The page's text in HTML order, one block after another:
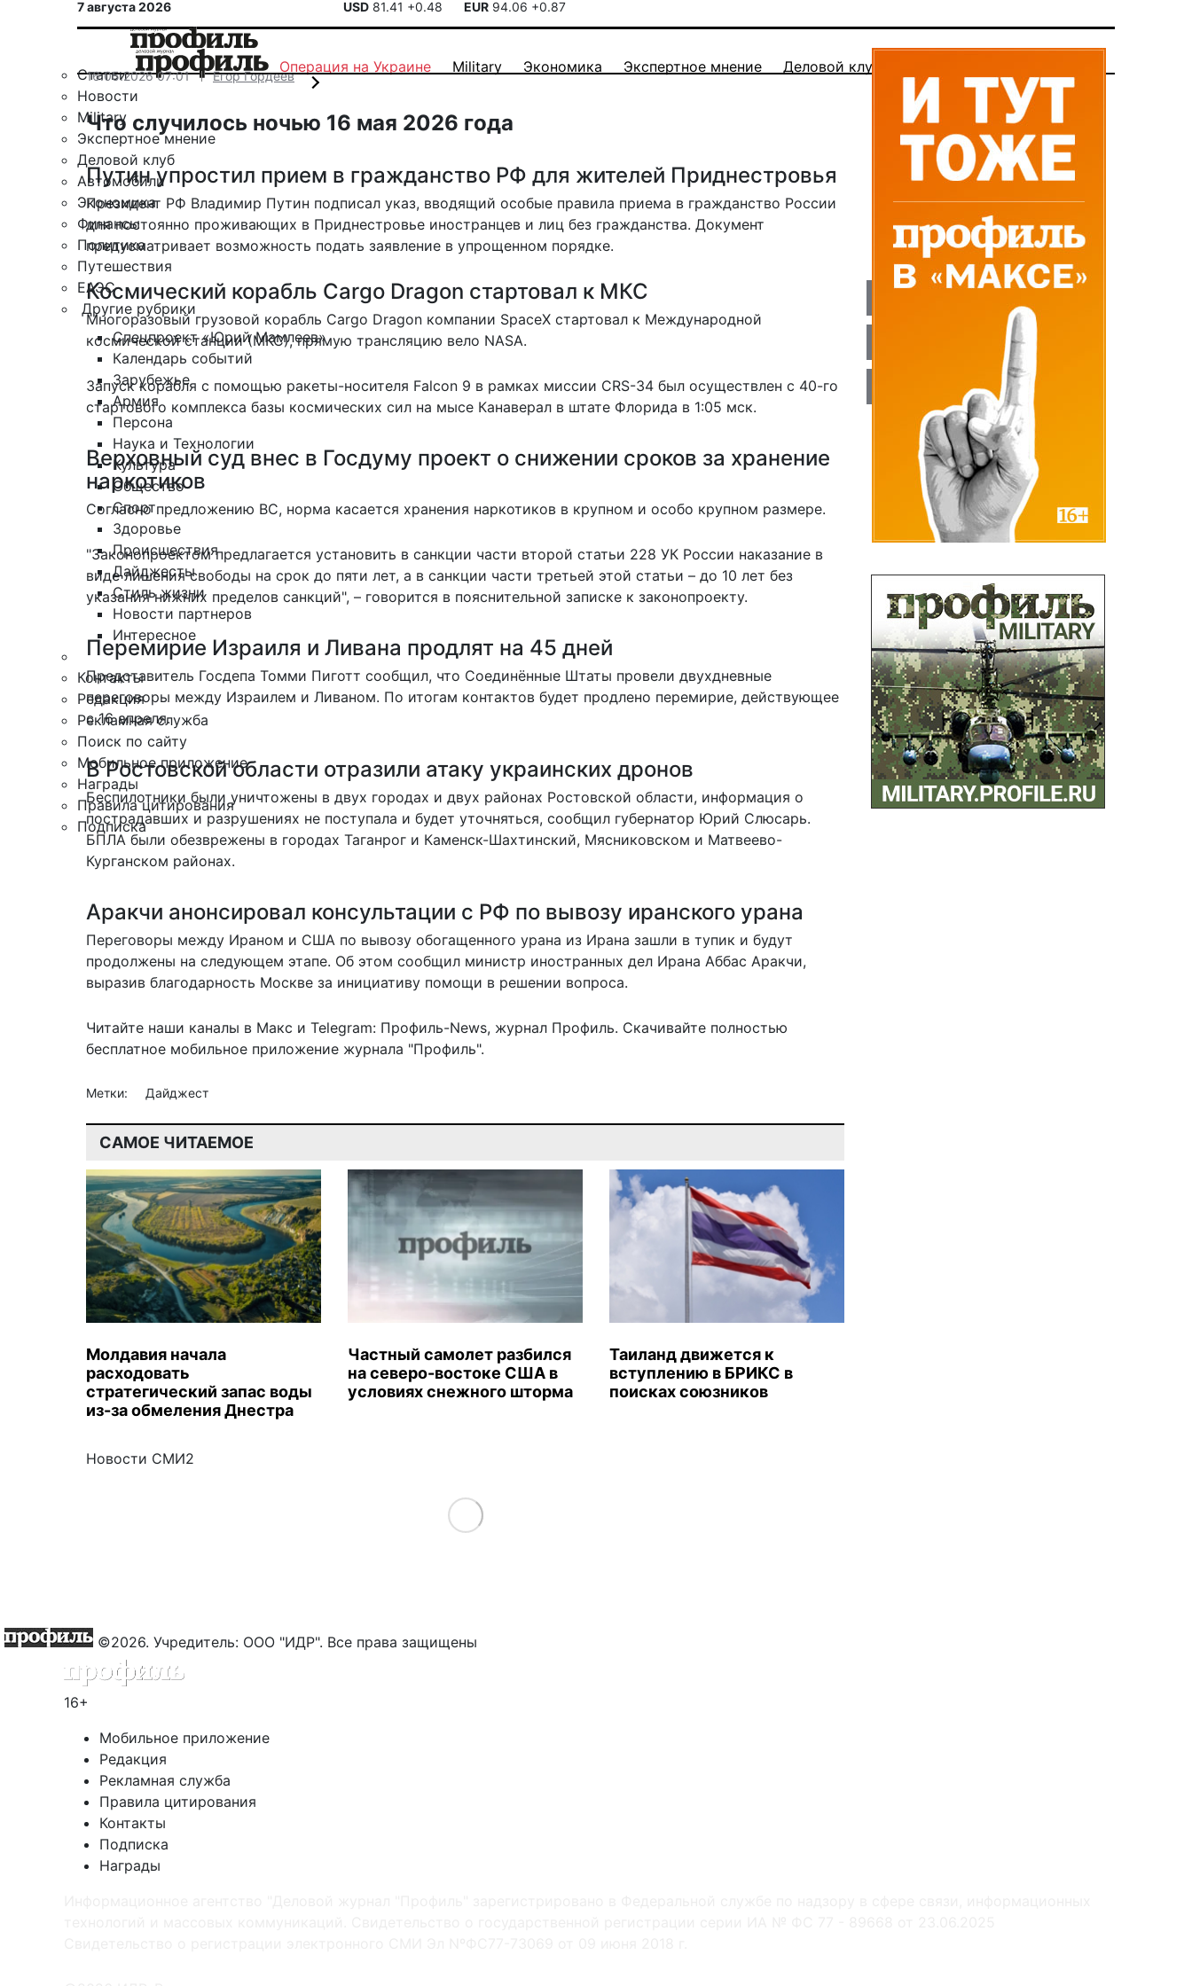
7 августа 2026 USD 81.41 +0.48 EUR 94.06 +0.87
Статьи
Новости
Military
Экспертное мнение
Деловой клуб
Автомобили
Экономика
Финансы
Политика
Путешествия
ЕАЭС
Другие рубрики
Спецпроект «Юрий Мамлеев»
Календарь событий
Зарубежье
Армия
Персона
Наука и Технологии
Культура
Общество
Спорт
Здоровье
Происшествия
Дайджесты
Стиль жизни
Новости партнеров
Интересное
Контакты
Редакция
Рекламная служба
Поиск по сайту
Мобильное приложение
Награды
Правила цитирования
Подписка
Операция на Украине Military Экономика Экспертное мнение Деловой клуб
16.05.2026 07:01 Егор Гордеев
Что случилось ночью 16 мая 2026 года
Путин упростил прием в гражданство РФ для жителей Приднестровья
Президент РФ Владимир Путин подписал указ, вводящий особые правила приема в гражданство России
для постоянно проживающих в Приднестровье иностранцев и лиц без гражданства. Документ
предусматривает возможность подать заявление в упрощенном порядке.
Космический корабль Cargo Dragon стартовал к МКС
Многоразовый грузовой корабль Cargo Dragon компании SpaceX стартовал к Международной
космической станции (МКС), прямую трансляцию вело NASA.
Запуск корабля с помощью ракеты-носителя Falcon 9 в рамках миссии CRS-34 был осуществлен с 40-го
стартового комплекса базы космических сил на мысе Канаверал в штате Флорида в 1:05 мск.
Верховный суд внес в Госдуму проект о снижении сроков за хранение
наркотиков
Согласно предложению ВС, норма касается хранения наркотиков в крупном и особо крупном размере.
"Законопроектом предлагается установить в санкции части второй статьи 228 УК России наказание в
виде лишения свободы на срок до пяти лет, а в санкции части третьей этой статьи – до 10 лет без
указания нижних пределов санкций", – говорится в пояснительной записке к законопроекту.
Перемирие Израиля и Ливана продлят на 45 дней
Представитель Госдепа Томми Пиготт сообщил, что Соединённые Штаты провели двухдневные
переговоры между Израилем и Ливаном. По итогам контактов будет продлено перемирие, действующее
с 16 апреля.
В Ростовской области отразили атаку украинских дронов
Беспилотники были уничтожены в двух городах и двух районах Ростовской области, информация о
пострадавших и разрушениях не поступала и будет уточняться, сообщил губернатор Юрий Слюсарь.
БПЛА были обезврежены в городах Таганрог и Каменск-Шахтинский, Мясниковском и Матвеево-
Курганском районах.
Аракчи анонсировал консультации с РФ по вывозу иранского урана
Переговоры между Ираном и США по вывозу обогащенного урана из Ирана зашли в тупик и будут
продолжены на следующем этапе. Об этом сообщил министр иностранных дел Ирана Аббас Аракчи,
выразив благодарность Москве за инициативу помощи в решении вопроса.
Читайте наши каналы в Макс и Telegram: Профиль-News, журнал Профиль. Скачивайте полностью
бесплатное мобильное приложение журнала "Профиль".
Метки: Дайджест
САМОЕ ЧИТАЕМОЕ
Молдавия начала
расходовать
стратегический запас воды
из-за обмеления Днестра
Частный самолет разбился
на северо-востоке США в
условиях снежного шторма
Таиланд движется к
вступлению в БРИКС в
поисках союзников
Новости СМИ2
Load More
©2026. Учредитель: ООО "ИДР". Все права защищены
16+
Мобильное приложение
Редакция
Рекламная служба
Правила цитирования
Контакты
Подписка
Награды